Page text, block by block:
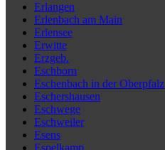
Erlangen
Erlenbach am Main
Erlensee
Erwitte
Erzgeb.
Eschborn
Eschenbach in der Oberpfalz
Eschershausen
Eschwege
Eschweiler
Esens